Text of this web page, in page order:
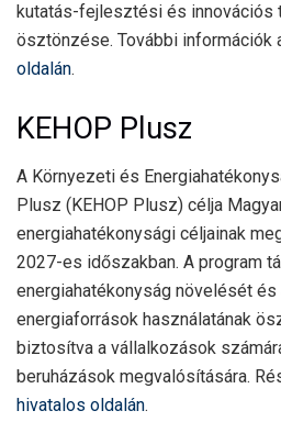
kutatás-fejlesztési és innovációs
ösztönzése. További információk
oldalán.
KEHOP Plusz
A Környezeti és
Plusz (KEHOP Plusz) célja
energiahatékonysági céljainak
2027-es időszakban. A program
energiahatékonyság növelését és
energiaforrások használatának
biztosítva a vállalkozások
beruházások megvalósítására.
hivatalos oldalán.